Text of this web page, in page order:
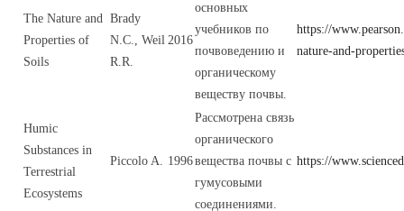
The Nature and
Properties of
Soils
Brady
N.C., Weil
R.R.
2016
основных
учебников по
почвоведению и
органическому
веществу почвы.
https://
nature-and-
Humic
Substances in
Terrestrial
Ecosystems
Piccolo A. 1996
Рассмотрена связь
органического
вещества почвы с
гумусовыми
соединениями.
https://